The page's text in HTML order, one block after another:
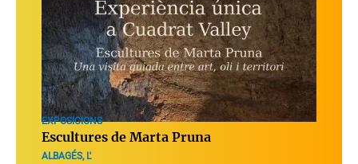
EXPOSICIONS
Escultures de Marta Pruna
ALBAGÉS, L'